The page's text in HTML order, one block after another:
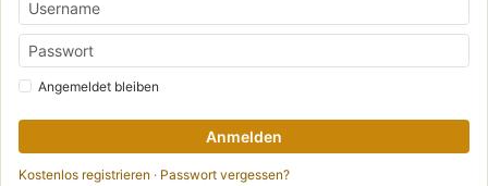
Angemeldet bleiben
Anmelden
Kostenlos registrieren · Passwort vergessen?